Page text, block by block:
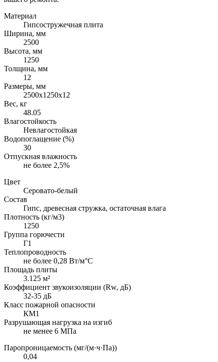
Материал
Гипсостружечная плита
Ширина, мм
2500
Высота, мм
1250
Толщина, мм
12
Размеры, мм
2500х1250х12
Вес, кг
48.05
Влагостойкость
Невлагостойкая
Водопоглащение (%)
30
Отпускная влажность
не более 2,5%
Цвет
Серовато-белый
Состав
Гипс, древесная стружка, остаточная влага
Плотность (кг/м3)
1250
Группа горючести
Г1
Теплопроводность
не более 0,28 Вт/м°С
Площадь плиты
3.125 м²
Коэффициент звукоизоляции (Rw, дБ)
32-35 дБ
Класс пожарной опасности
КМ1
Разрушающая нагрузка на изгиб
не менее 6 МПа
Паропроницаемость (мг/(м·ч·Па))
0,04